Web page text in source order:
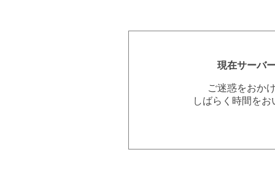
現在サーバ
ご迷惑をおか
しばらく時間を